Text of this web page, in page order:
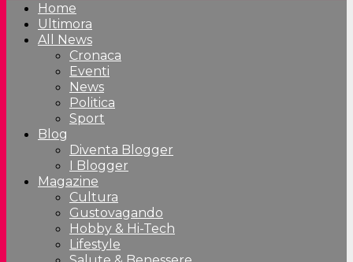
Home
Ultimora
All News
Cronaca
Eventi
News
Politica
Sport
Blog
Diventa Blogger
I Blogger
Magazine
Cultura
Gustovagando
Hobby & Hi-Tech
Lifestyle